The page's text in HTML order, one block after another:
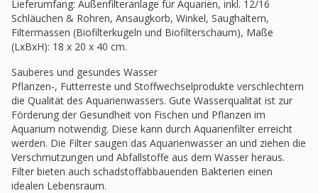
Lieferumfang: Außenfilteranlage für Aquarien, inkl. 12/16
Schläuchen & Rohren, Ansaugkorb, Winkel, Saughaltern,
Filtermassen (Biofilterkugeln und Biofilterschaum), Maße
(LxBxH): 18 x 20 x 40 cm.
Sauberes und gesundes Wasser
Pflanzen-, Futterreste und Stoffwechselprodukte verschlechtern
die Qualität des Aquarienwassers. Gute Wasserqualität ist zur
Förderung der Gesundheit von Fischen und Pflanzen im
Aquarium notwendig. Diese kann durch Aquarienfilter erreicht
werden. Die Filter saugen das Aquarienwasser an und ziehen die
Verschmutzungen und Abfallstoffe aus dem Wasser heraus.
Filter bieten auch schadstoffabbauenden Bakterien einen
idealen Lebensraum.